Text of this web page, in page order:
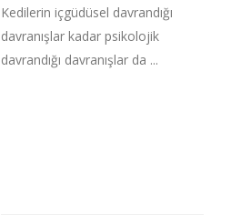
Kedilerin içgüdüsel davrandığı
davranışlar kadar psikolojik
davrandığı davranışlar da ...